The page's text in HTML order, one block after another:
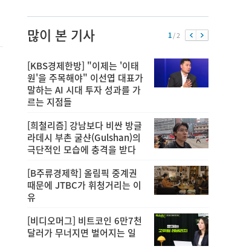
많이 본 기사 1/ 2
[KBS경제한방] "이제는 '이태
원'을 주목해야" 이선엽 대표가
말하는 AI 시대 투자 성과를 가
르는 지점들
[희철리즘] 강남보다 비싼 방글
라데시 부촌 굴샨(Gulshan)의
극단적인 모습에 충격을 받다
[B주류경제학] 올림픽 중계권
때문에 JTBC가 휘청거리는 이
유
[비디오머그] 비트코인 6만7천
달러가 무너지면 벌어지는 일